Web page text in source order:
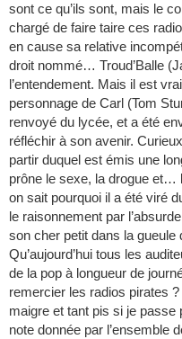
sont ce qu’ils sont, mais le
chargé de faire taire ces
en cause sa relative
droit nommé… Troud’Balle
l’entendement. Mais il est
personnage de Carl (Tom
renvoyé du lycée, et a été
réfléchir à son avenir.
partir duquel est émis une
prône le sexe, la drogue et…
on sait pourquoi il a été viré
le raisonnement par
son cher petit dans la gueule
Qu’aujourd’hui tous les
de la pop à longueur de
remercier les radios pirates
maigre et tant pis si je passe
note donnée par l’ensemble